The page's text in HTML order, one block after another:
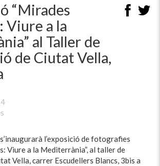
“Mirades
Viure a la
al Taller de
de Ciutat Vella,
l’exposició de fotografies
Viure a la Mediterrània”, al taller de
Vella, carrer Escudellers Blancs, 3bis a